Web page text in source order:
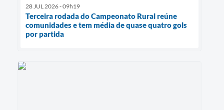
28 JUL 2026 - 09h19
Terceira rodada do Campeonato Rural reúne
comunidades e tem média de quase quatro gols
por partida